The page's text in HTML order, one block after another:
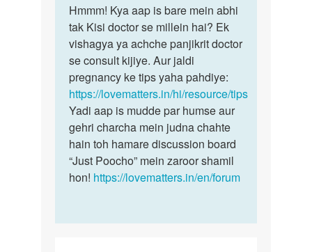
to
meri
saadi
ko
2
saal
ho
gaya
by
Nitin
Hmmm!
Kya
aap
is
bare
mein
Hmmm! Kya aap is bare mein abhi
tak Kisi doctor se millein hai? Ek
vishagya ya achche panjikrit doctor
se consult kijiye. Aur jaldi
pregnancy ke tips yaha pahdiye:
https://lovematters.in/hi/resource/tips
Yadi aap is mudde par humse aur
gehri charcha mein judna chahte
hain toh hamare discussion board
“Just Poocho” mein zaroor shamil
hon! https://lovematters.in/en/forum